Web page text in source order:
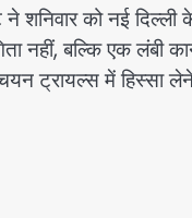
शनिवार को नई
नहीं, बल्कि एक लंबी
ट्रायल्स में हिस्सा